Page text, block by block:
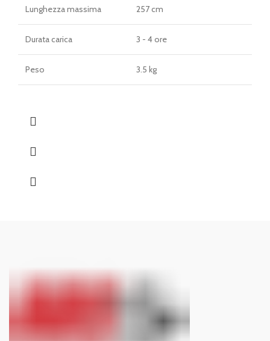
Lunghezza massima 257 cm
Durata carica 3 - 4 ore
Peso 3.5 kg